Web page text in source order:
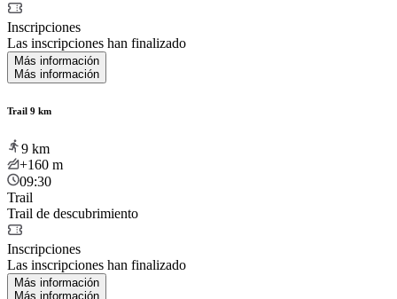
Inscripciones
Las inscripciones han finalizado
Más información
Más información
Trail 9 km
9 km
+160 m
09:30
Trail
Trail de descubrimiento
Inscripciones
Las inscripciones han finalizado
Más información
Más información